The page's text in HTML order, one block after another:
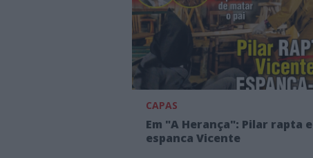
CAPAS
Em "A Herança": Pilar rapta e
espanca Vicente